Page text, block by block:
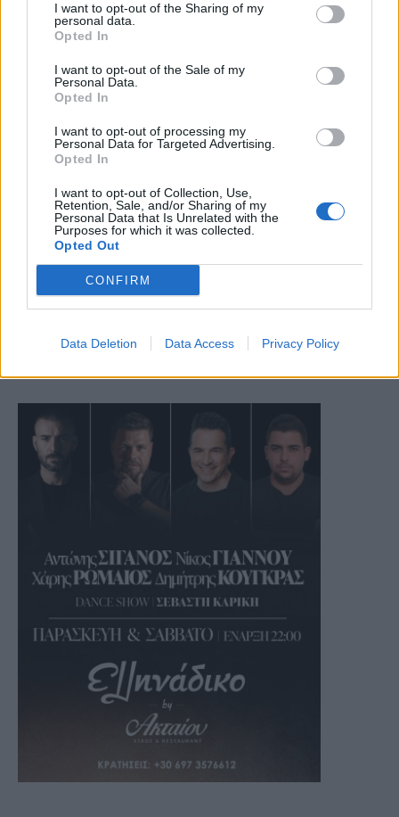
I want to opt-out of the Sharing of my
personal data.
Opted In
I want to opt-out of the Sale of my
Personal Data.
Opted In
I want to opt-out of processing my
Personal Data for Targeted Advertising.
Opted In
I want to opt-out of Collection, Use,
Retention, Sale, and/or Sharing of my
Personal Data that Is Unrelated with the
Purposes for which it was collected.
Opted Out
CONFIRM
Data Deletion Data Access Privacy Policy